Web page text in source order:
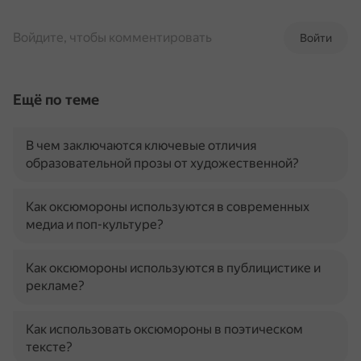
Войти
Войдите, чтобы комментировать
Ещё по теме
В чем заключаются ключевые отличия
образовательной прозы от художественной?
Как оксюмороны используются в современных
медиа и поп-культуре?
Как оксюмороны используются в публицистике и
рекламе?
Как использовать оксюмороны в поэтическом
тексте?